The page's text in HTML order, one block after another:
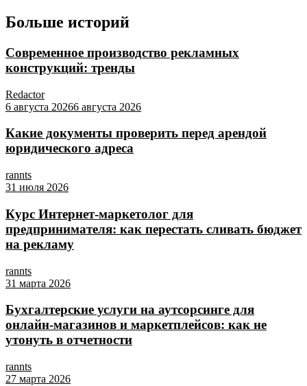
Больше историй
Современное производство рекламных
конструкций: тренды
Redactor
6 августа 20266 августа 2026
Какие документы проверить перед арендой
юридического адреса
rannts
31 июля 2026
Курс Интернет‑маркетолог для
предпринимателя: как перестать сливать бюджет
на рекламу
rannts
31 марта 2026
Бухгалтерские услуги на аутсорсинге для
онлайн‑магазинов и маркетплейсов: как не
утонуть в отчетности
rannts
27 марта 2026